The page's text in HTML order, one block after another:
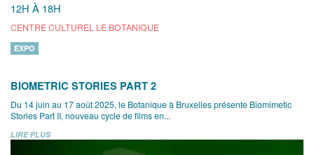
12H À 18H
CENTRE CULTUREL LE BOTANIQUE
EXPO
BIOMETRIC STORIES PART 2
Du 14 juin au 17 août 2025, le Botanique à Bruxelles présente Biomimetic
Stories Part II, nouveau cycle de films en...
LIRE PLUS